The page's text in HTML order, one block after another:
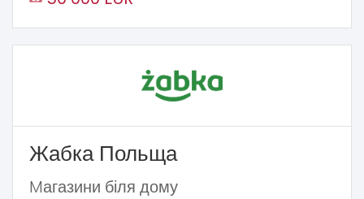
Жабка Польща
Mагазини біля дому